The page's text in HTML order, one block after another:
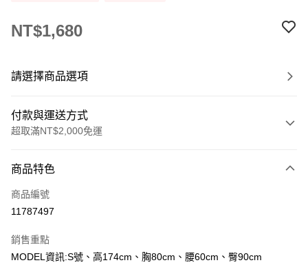
NT$1,680
請選擇商品選項
付款與運送方式
超取滿NT$2,000免運
信用卡一次付款
超商取貨付款
Apple Pay
商品特色
商品編號
11787497
銷售重點
MODEL資訊:S號、高174cm、胸80cm、腰60cm、臀90cm